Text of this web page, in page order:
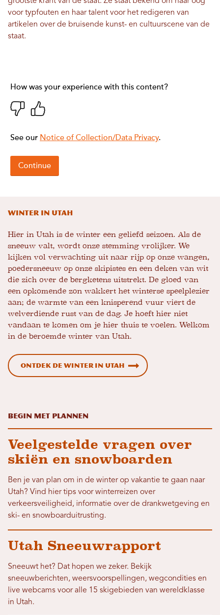
voor typfouten en haar talent voor het redigeren van
artikelen over de bruisende kunst- en cultuurscene van de
staat.
Winter in Utah
Hier in Utah is de winter een geliefd seizoen. Als de
sneeuw valt, wordt onze stemming vrolijker. We
kijken vol verwachting uit naar rijp op onze wangen,
poedersneeuw op onze skipistes en een deken van wit
die zich over de bergketens uitstrekt. De gloed van
een opkomende zon wakkert het winterse speelplezier
aan; de warmte van een knisperend vuur viert de
welverdiende rust van de dag. Je hoeft hier niet
vandaan te komen om je hier thuis te voelen. Welkom
in de beroemde winter van Utah.
Ontdek de winter in Utah
Begin met plannen
Veelgestelde vragen over
skiën en snowboarden
Ben je van plan om in de winter op vakantie te gaan naar
Utah? Vind hier tips voor winterreizen over
verkeersveiligheid, informatie over de drankwetgeving en
ski- en snowboarduitrusting.
Utah Sneeuwrapport
Sneeuwt het? Dat hopen we zeker. Bekijk
sneeuwberichten, weersvoorspellingen, wegcondities en
live webcams voor alle 15 skigebieden van wereldklasse
in Utah.